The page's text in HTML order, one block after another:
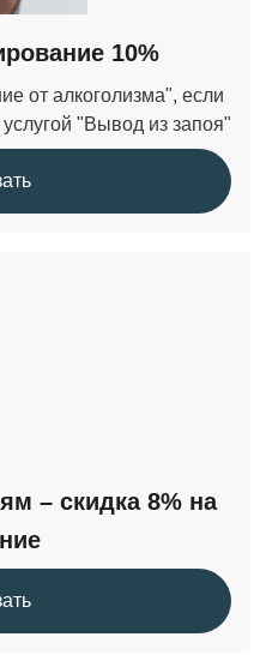
10%
от алкоголизма", если
"Вывод из запоя"
– скидка 8% на